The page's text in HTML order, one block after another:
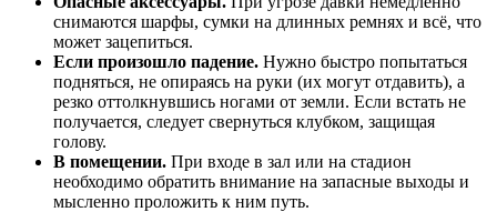
снимаются шарфы, сумки на длинных ремнях и всё, что
может зацепиться.
Если произошло падение. Нужно быстро попытаться
подняться, не опираясь на руки (их могут отдавить), а
резко оттолкнувшись ногами от земли. Если встать не
получается, следует свернуться клубком, защищая
голову.
В помещении. При входе в зал или на стадион
необходимо обратить внимание на запасные выходы и
мысленно проложить к ним путь.